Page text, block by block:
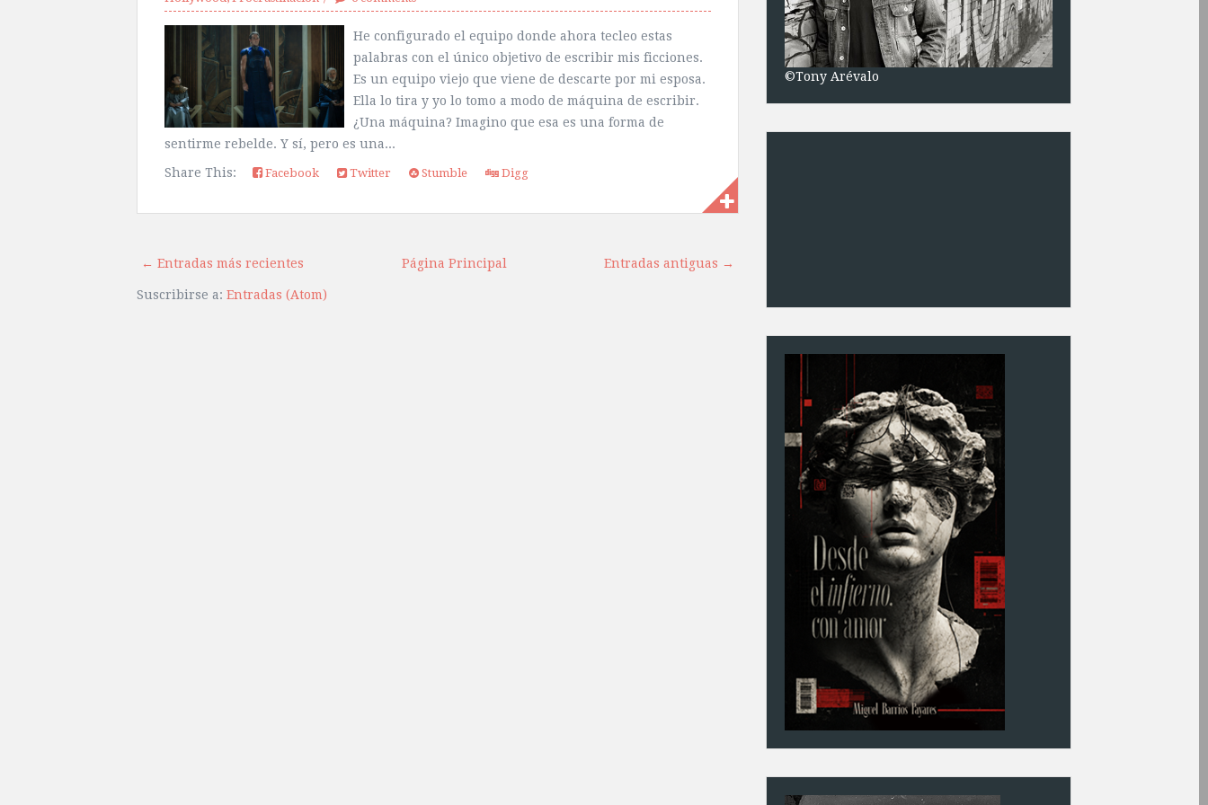
He configurado el equipo donde ahora tecleo estas
palabras con el único objetivo de escribir mis ficciones.
Es un equipo viejo que viene de descarte por mi esposa.
Ella lo tira y yo lo tomo a modo de máquina de escribir.
¿Una máquina? Imagino que esa es una forma de
sentirme rebelde. Y sí, pero es una...
Share This:
Facebook Twitter Stumble Digg
← Entradas más recientes Entradas antiguas →
Página Principal
Suscribirse a: Entradas (Atom)
©Tony Arévalo